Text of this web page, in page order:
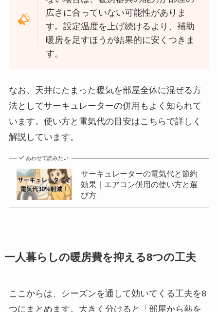
広さに合っていない可能性がありま
す。設定温度を上げ続けるより、補助
暖房を足すほうが結果的に安くつきま
す。
なお、天井にたまった暖気を部屋全体に混ぜる方
法としてサーキュレーターの併用もよく知られて
います。使い方と電気代の目安はこちらで詳しく
解説しています。
あわせて読みたい
サーキュレーターの電気代と節約
効果｜エアコン併用の使い方と選
び方
一人暮らしの暖房費を抑える8つの工夫
ここからは、シーズンを通して効いてくる工夫を8
つにまとめます。大きく分けると「部屋から熱を